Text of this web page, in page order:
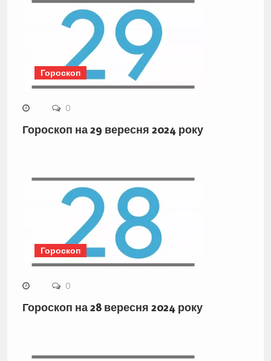
Гороскоп
0
Гороскоп на 29 вересня 2024 року
Гороскоп
0
Гороскоп на 28 вересня 2024 року